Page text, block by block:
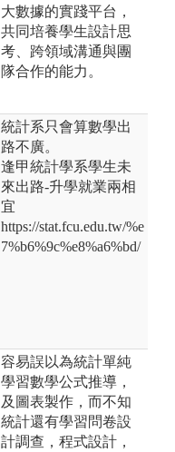
大數據的實踐平台，
共同培養學生設計思
考、跨領域溝通與團
隊合作的能力。
統計系只會算數學出
路不廣。
逢甲統計學系學生未
來出路-升學就業兩相
宜
https://stat.fcu.edu.tw/%e
7%b6%9c%e8%a6%bd/
容易誤以為統計單純
學習數學公式推導，
及圖表製作，而不知
統計還有學習問卷設
計調查，程式設計，